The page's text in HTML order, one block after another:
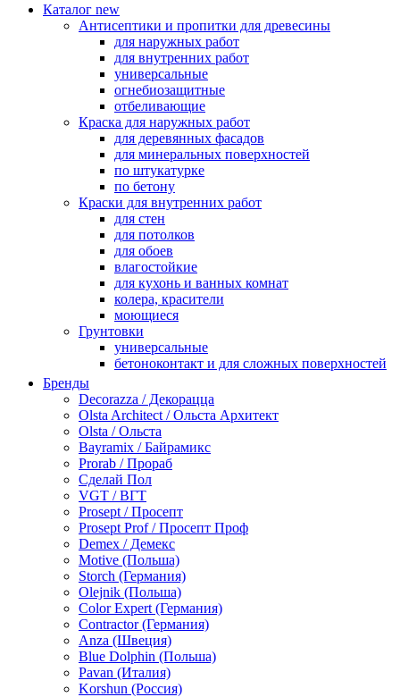
Каталог new
Антисептики и пропитки для древесины
для наружных работ
для внутренних работ
универсальные
огнебиозащитные
отбеливающие
Краска для наружных работ
для деревянных фасадов
для минеральных поверхностей
по штукатурке
по бетону
Краски для внутренних работ
для стен
для потолков
для обоев
влагостойкие
для кухонь и ванных комнат
колера, красители
моющиеся
Грунтовки
универсальные
бетоноконтакт и для сложных поверхностей
по металлу
антикорозийные
под декоративные штукатурки
для гипсокартона
под штукатурку
Герметик
акриловые
силиконовые универсальные, нейтральные
силиконовые санитарные (антигрибковые)
шовные для срубов
для кровли
для каминов
полиуретановые
Декоративные штукатурки и краски
краски для декора, патина
мокрый шелк
венецианские (эффект мрамора)
песок (эффект песчаных вихрей)
декоративная шпаклевка
Бренды
Decorazza / Декорацца
Olsta Architect / Ольста Архитект
Olsta / Ольста
Bayramix / Байрамикс
Prorab / Прораб
Сделай Пол
VGT / ВГТ
Prosept / Просепт
Prosept Prof / Просепт Проф
Demex / Демекс
Motive (Польша)
Storch (Германия)
Olejnik (Польша)
Color Expert (Германия)
Contractor (Германия)
Anza (Швеция)
Blue Dolphin (Польша)
Pavan (Италия)
Korshun (Россия)